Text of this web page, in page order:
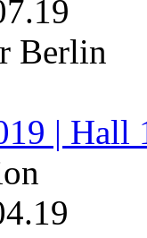
Berlin
| Hall